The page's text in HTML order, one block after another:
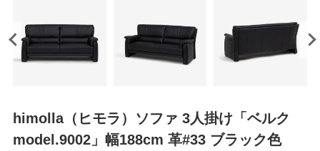
himolla（ヒモラ）ソファ 3人掛け「ベルク
model.9002」幅188cm 革#33 ブラック色